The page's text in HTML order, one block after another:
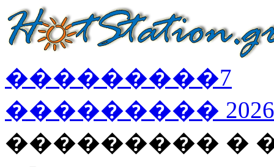
���������7
��������� 2026
��������� �